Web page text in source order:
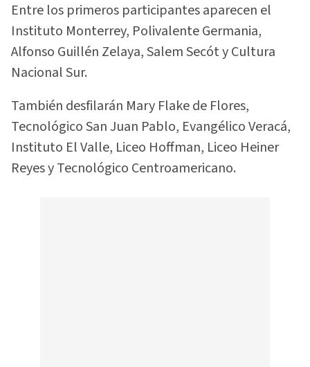
Entre los primeros participantes aparecen el
Instituto Monterrey, Polivalente Germania,
Alfonso Guillén Zelaya, Salem Secót y Cultura
Nacional Sur.
También desfilarán Mary Flake de Flores,
Tecnológico San Juan Pablo, Evangélico Veracá,
Instituto El Valle, Liceo Hoffman, Liceo Heiner
Reyes y Tecnológico Centroamericano.